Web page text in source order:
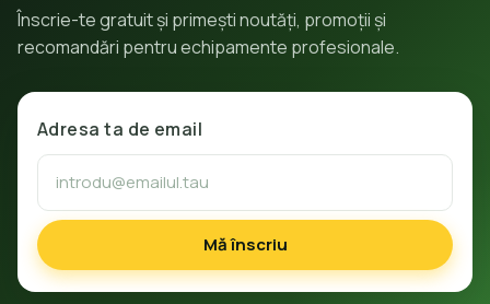
Înscrie-te gratuit și primești noutăți, promoții și
recomandări pentru echipamente profesionale.
Adresa ta de email
Mă înscriu